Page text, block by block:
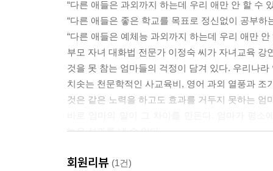
“다른 애들은 과외까지 하는데 우리 애만 안 할 수
“다른 애들은 좋은 학교를 목표로 정신없이 공부하
“다른 애들은 예체능 과외까지 하는데 우리 애만
부모 자녀 대화법 전문가 이정숙 씨가 자녀교육
것을 못 참는 엄마들의 걱정이 담겨 있다. 우리나
치솟는 천문학적인 사교육비, 영어 과외 열풍과
것은 같은 노력을 하고도 효과를 거두지 못하는
높은 성과를 낼 수 있다.
배우고 익혀야 한다는 것이다. 엄마가 아이에게
회원리뷰 (1건)